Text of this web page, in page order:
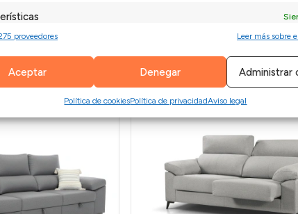
de datos procedentes de otras fuentes de información,
transmitida de forma automática.
la seguridad, evitar y detectar fraudes, y eliminar
proveedores Leer más sobre
Aceptar Denegar Administrar
Política de cookiesPolítica de privacidadAviso legal
al suelo
Cabecero Reclinable